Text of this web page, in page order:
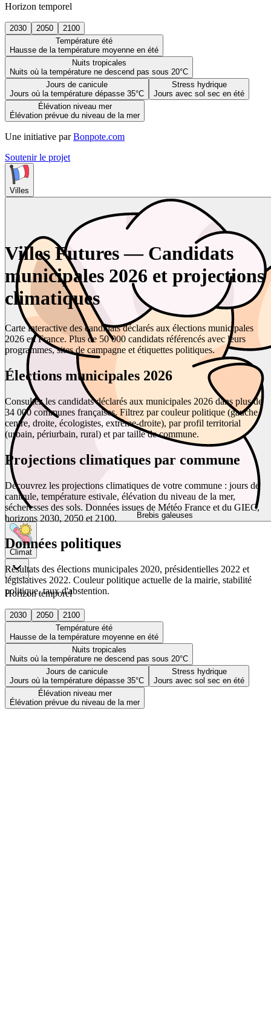
Horizon temporel
2030 2050
2100
Température été
Hausse de la température moyenne en été
Nuits tropicales
Nuits où la température ne descend pas sous 20°C
Jours de canicule
Jours où la température dépasse 35°C
Stress hydrique
Jours avec sol sec en été
Élévation niveau mer
Élévation prévue du niveau de la mer
Une initiative par Bonpote.com
Soutenir le projet
Villes
Brebis galeuses
Climat
Horizon temporel
2030 2050
2100
Température été
Hausse de la température moyenne en été
Nuits tropicales
Nuits où la température ne descend pas sous 20°C
Jours de canicule
Jours où la température dépasse 35°C
Stress hydrique
Jours avec sol sec en été
Élévation niveau mer
Élévation prévue du niveau de la mer
Villes Futures — Candidats
municipales 2026 et projections
climatiques
Carte interactive des candidats déclarés aux élections municipales
2026 en France. Plus de 50 000 candidats référencés avec leurs
programmes, sites de campagne et étiquettes politiques.
Élections municipales 2026
Consultez les candidats déclarés aux municipales 2026 dans plus de
34 000 communes françaises. Filtrez par couleur politique (gauche,
centre, droite, écologistes, extrême-droite), par profil territorial
(urbain, périurbain, rural) et par taille de commune.
Projections climatiques par commune
Découvrez les projections climatiques de votre commune : jours de
canicule, température estivale, élévation du niveau de la mer,
sécheresses des sols. Données issues de Météo France et du GIEC,
horizons 2030, 2050 et 2100.
Données politiques
Résultats des élections municipales 2020, présidentielles 2022 et
législatives 2022. Couleur politique actuelle de la mairie, stabilité
politique, taux d'abstention.